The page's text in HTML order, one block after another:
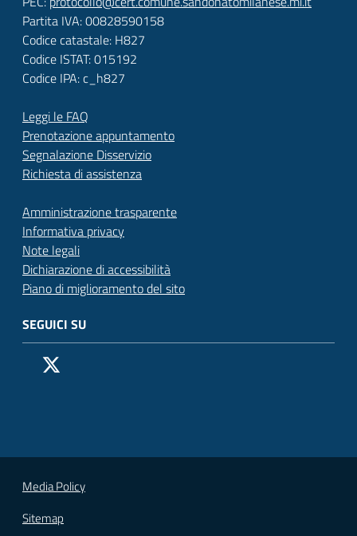
Partita IVA: 00828590158
Codice catastale: H827
Codice ISTAT: 015192
Codice IPA: c_h827
Leggi le FAQ
Prenotazione appuntamento
Segnalazione Disservizio
Richiesta di assistenza
Amministrazione trasparente
Informativa privacy
Note legali
Dichiarazione di accessibilità
Piano di miglioramento del sito
SEGUICI SU
Pagina Facebook del Comune di San Donato Milanese
Vai alla pagina
Media Policy
Sitemap